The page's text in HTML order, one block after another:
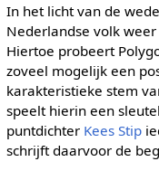
In het licht van de
Nederlandse volk
Hiertoe probeert
zoveel mogelijk een
karakteristieke stem
speelt hierin een
puntdichter Kees Stip
schrijft daarvoor de